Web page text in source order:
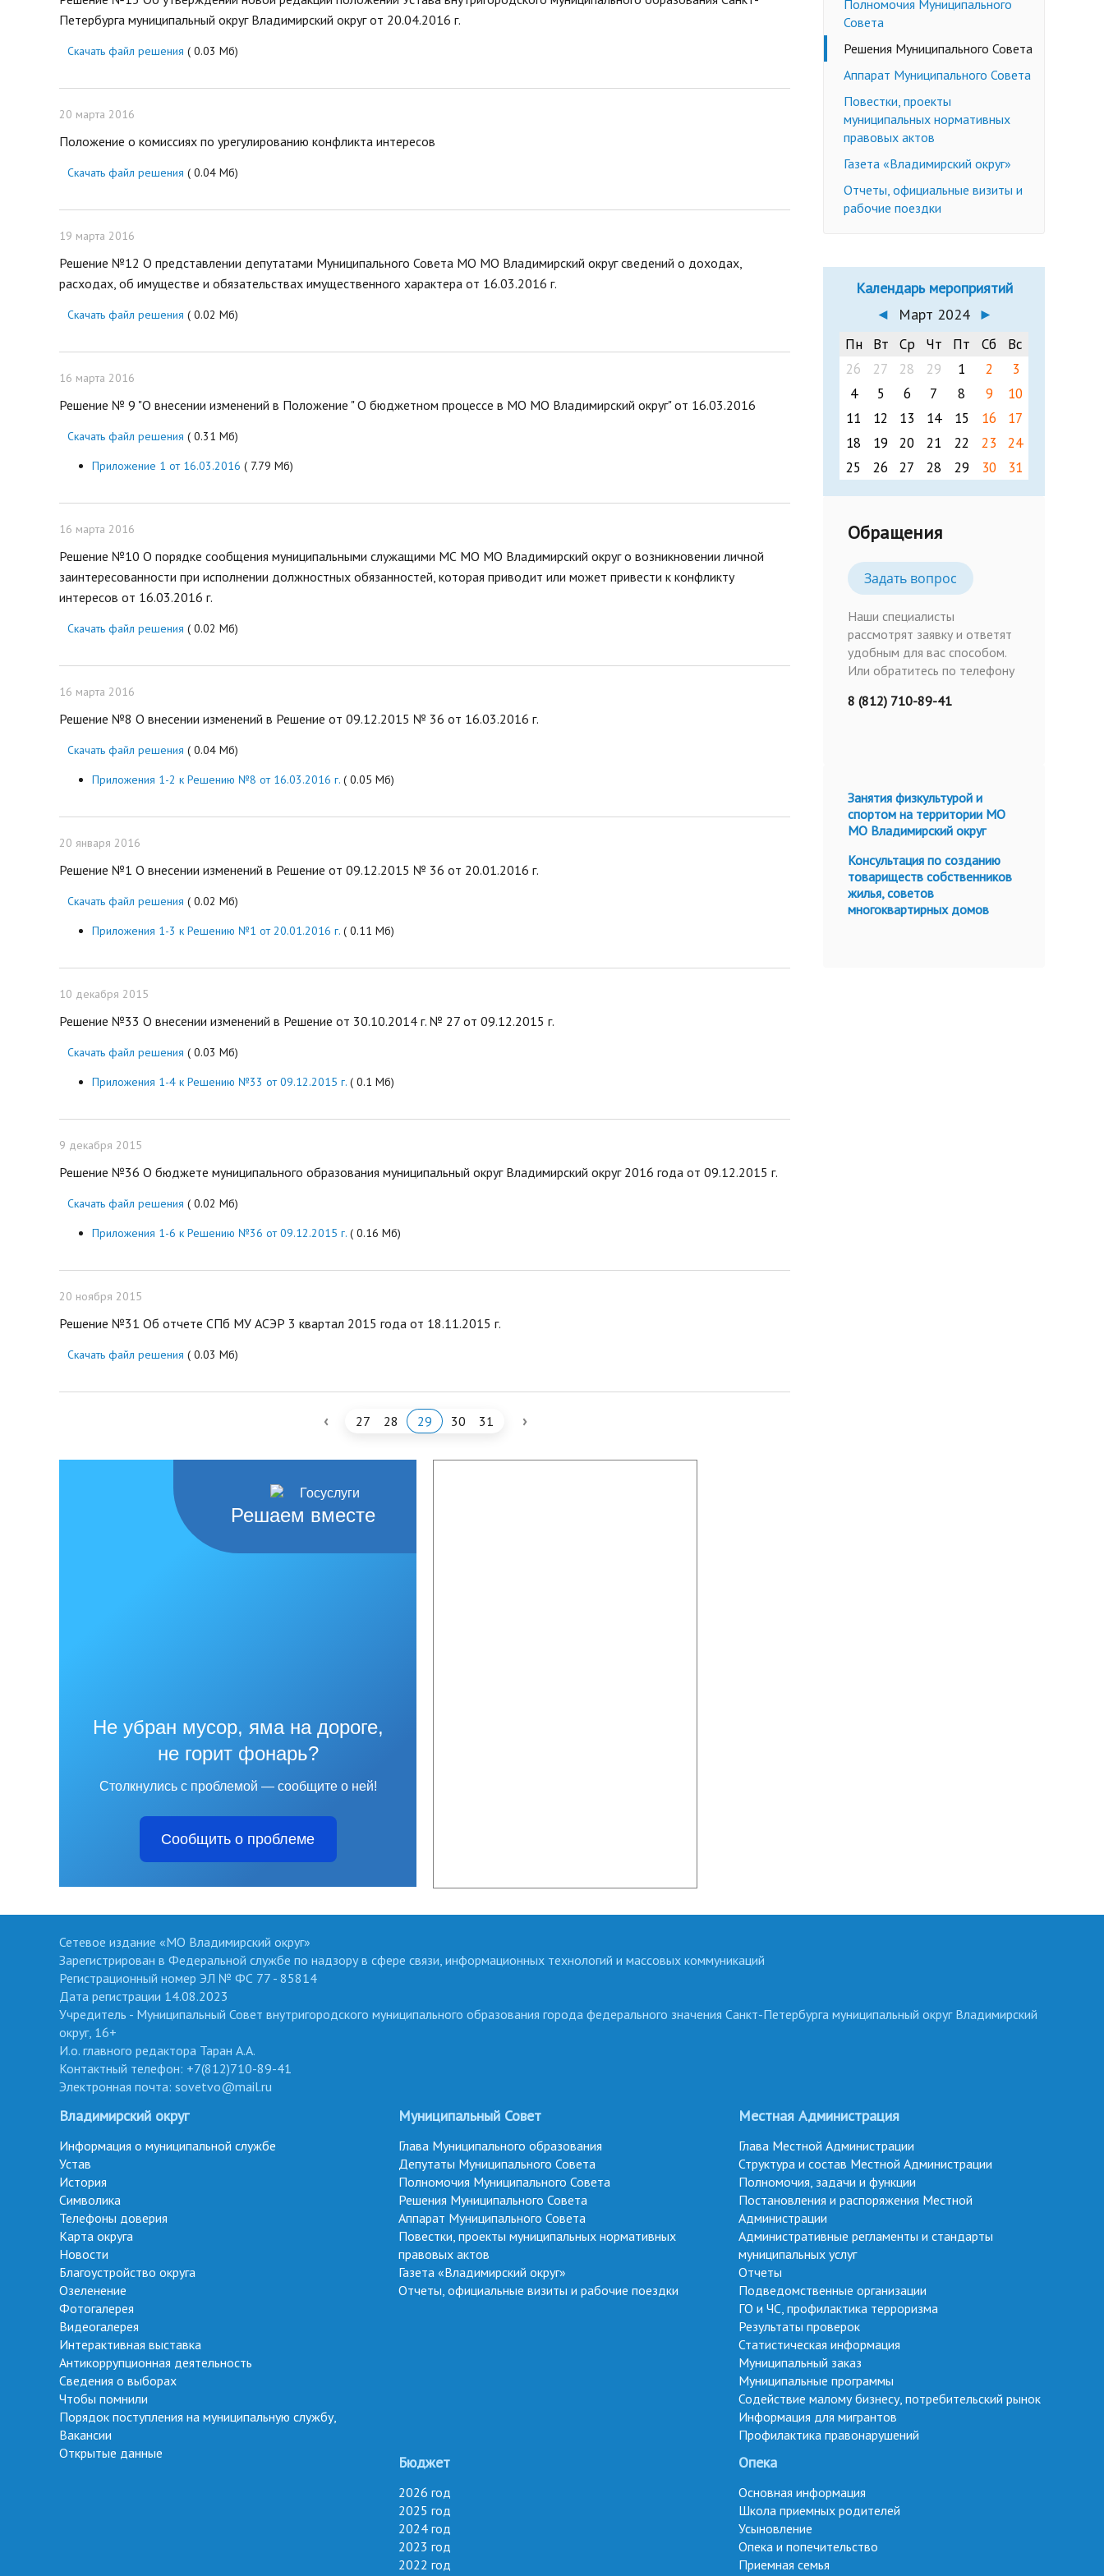
Новости
Озеленение
Фотогалерея
Видеогалерея
Антикоррупционная деятельность
Сведения о выборах
муниципальную службу, Вакансии
Открытые данные
нормативных правовых актов
Газета «Владимирский округ»
Отчеты
Недееспособные граждане
Изменение имени и фамилии
несовершеннолетнему до 14 лет
Формы заявлений
Действующее законодательство
Петербурга муниципальный округ Владимирский округ от 20.04.2016 г.
Скачать файл решения ( 0.03 Мб)
20 марта 2016
Положение о комиссиях по урегулированию конфликта интересов
Скачать файл решения ( 0.04 Мб)
19 марта 2016
Решение №12 О представлении депутатами Муниципального Совета МО МО Владимирский округ сведений о доходах,
расходах, об имуществе и обязательствах имущественного характера от 16.03.2016 г.
Скачать файл решения ( 0.02 Мб)
16 марта 2016
Решение № 9 "О внесении изменений в Положение " О бюджетном процессе в МО МО Владимирский округ" от 16.03.2016
Скачать файл решения ( 0.31 Мб)
Приложение 1 от 16.03.2016 ( 7.79 Мб)
16 марта 2016
Решение №10 О порядке сообщения муниципальными служащими МС МО МО Владимирский округ о возникновении личной
заинтересованности при исполнении должностных обязанностей, которая приводит или может привести к конфликту
интересов от 16.03.2016 г.
Скачать файл решения ( 0.02 Мб)
16 марта 2016
Решение №8 О внесении изменений в Решение от 09.12.2015 № 36 от 16.03.2016 г.
Скачать файл решения ( 0.04 Мб)
Приложения 1-2 к Решению №8 от 16.03.2016 г. ( 0.05 Мб)
20 января 2016
Решение №1 О внесении изменений в Решение от 09.12.2015 № 36 от 20.01.2016 г.
Скачать файл решения ( 0.02 Мб)
Приложения 1-3 к Решению №1 от 20.01.2016 г. ( 0.11 Мб)
10 декабря 2015
Решение №33 О внесении изменений в Решение от 30.10.2014 г. № 27 от 09.12.2015 г.
Скачать файл решения ( 0.03 Мб)
Приложения 1-4 к Решению №33 от 09.12.2015 г. ( 0.1 Мб)
9 декабря 2015
Решение №36 О бюджете муниципального образования муниципальный округ Владимирский округ 2016 года от 09.12.2015 г.
Скачать файл решения ( 0.02 Мб)
Приложения 1-6 к Решению №36 от 09.12.2015 г. ( 0.16 Мб)
20 ноября 2015
Решение №31 Об отчете СПб МУ АСЭР 3 квартал 2015 года от 18.11.2015 г.
Скачать файл решения ( 0.03 Мб)
‹ 27 28 29 30 31 ›
Решаем вместе
Не убран мусор, яма на дороге,
не горит фонарь?
Столкнулись с проблемой — сообщите о ней!
Сообщить о проблеме
Полномочия Муниципального
Совета
Решения Муниципального Совета
Аппарат Муниципального Совета
Повестки, проекты
муниципальных нормативных
правовых актов
Газета «Владимирский округ»
Отчеты, официальные визиты и
рабочие поездки
Календарь мероприятий
◄
Март 2024 ►
Пн Вт Ср Чт Пт Сб
Вс
26
27 28 29 1 2
3
4
5 6 7 8 9
10
11
12 13 14 15 16
17
18
19 20 21 22 23
24
25
26 27 28 29 30 31
Обращения
Задать вопрос
Наши специалисты
рассмотрят заявку и ответят
удобным для вас способом.
Или обратитесь по телефону
8 (812) 710-89-41
Занятия физкультурой и
спортом на территории МО
МО Владимирский округ
Консультация по созданию
товариществ собственников
жилья, советов
многоквартирных домов
Сетевое издание «МО Владимирский округ»
Зарегистрирован в Федеральной службе по надзору в сфере связи, информационных технологий и массовых коммуникаций
Регистрационный номер ЭЛ № ФС 77 - 85814
Дата регистрации 14.08.2023
Учредитель - Муниципальный Совет внутригородского муниципального образования города федерального значения Санкт-Петербурга муниципальный округ Владимирский
округ, 16+
И.о. главного редактора Таран А.А.
Контактный телефон: +7(812)710-89-41
Электронная почта: sovetvo@mail.ru
Владимирский округ
Информация о муниципальной службе
Устав
История
Символика
Телефоны доверия
Карта округа
Новости
Благоустройство округа
Озеленение
Фотогалерея
Видеогалерея
Интерактивная выставка
Антикоррупционная деятельность
Сведения о выборах
Чтобы помнили
Порядок поступления на муниципальную службу,
Вакансии
Открытые данные
Муниципальный Совет
Глава Муниципального образования
Депутаты Муниципального Совета
Полномочия Муниципального Совета
Решения Муниципального Совета
Аппарат Муниципального Совета
Повестки, проекты муниципальных нормативных
правовых актов
Газета «Владимирский округ»
Отчеты, официальные визиты и рабочие поездки
Местная Администрация
Глава Местной Администрации
Структура и состав Местной Администрации
Полномочия, задачи и функции
Постановления и распоряжения Местной
Администрации
Административные регламенты и стандарты
муниципальных услуг
Отчеты
Подведомственные организации
ГО и ЧС, профилактика терроризма
Результаты проверок
Статистическая информация
Муниципальный заказ
Муниципальные программы
Содействие малому бизнесу, потребительский рынок
Информация для мигрантов
Профилактика правонарушений
Бюджет
2026 год
2025 год
2024 год
2023 год
2022 год
Опека
Основная информация
Школа приемных родителей
Усыновление
Опека и попечительство
Приемная семья